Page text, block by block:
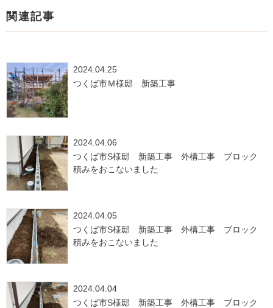
関連記事
2024.04.25
つくば市Ｍ様邸 新築工事
2024.04.06
つくば市S様邸 新築工事 外構工事 ブロック
積みをおこないました
2024.04.05
つくば市S様邸 新築工事 外構工事 ブロック
積みをおこないました
2024.04.04
つくば市S様邸 新築工事 外構工事 ブロック